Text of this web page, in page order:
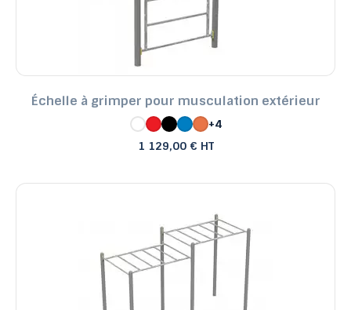
Reference, A to Z
Reference, Z to A
Échelle à grimper pour musculation extérieur
+4
1 129,00 € HT